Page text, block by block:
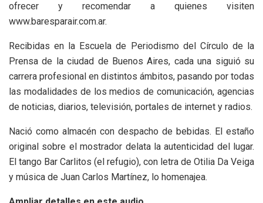
ofrecer y recomendar a quienes visiten
www.baresparair.com.ar.
Recibidas en la Escuela de Periodismo del Círculo de la
Prensa de la ciudad de Buenos Aires, cada una siguió su
carrera profesional en distintos ámbitos, pasando por todas
las modalidades de los medios de comunicación, agencias
de noticias, diarios, televisión, portales de internet y radios.
Nació como almacén con despacho de bebidas. El estaño
original sobre el mostrador delata la autenticidad del lugar.
El tango Bar Carlitos (el refugio), con letra de Otilia Da Veiga
y música de Juan Carlos Martínez, lo homenajea.